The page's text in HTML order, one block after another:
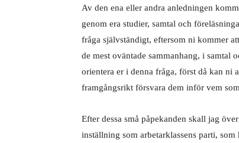
Av den ena eller andra anledningen
genom era studier, samtal och
fråga självständigt, eftersom ni kommer
de mest oväntade sammanhang, i samtal
orientera er i denna fråga, först då kan ni
framgångsrikt försvara dem inför vem
Efter dessa små påpekanden skall jag
inställning som arbetarklassens parti,